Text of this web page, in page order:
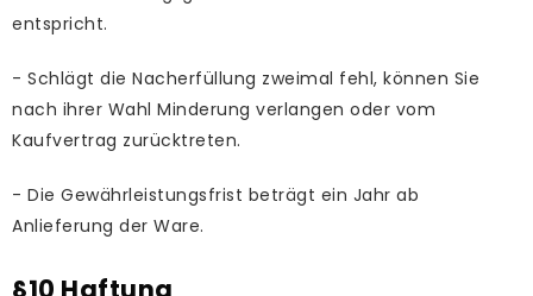
entspricht.
- Schlägt die Nacherfüllung zweimal fehl, können Sie
nach ihrer Wahl Minderung verlangen oder vom
Kaufvertrag zurücktreten.
- Die Gewährleistungsfrist beträgt ein Jahr ab
Anlieferung der Ware.